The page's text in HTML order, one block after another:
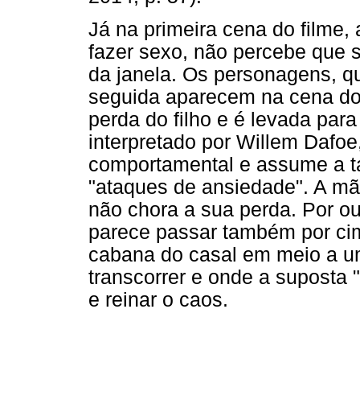
Já na primeira cena do filme,
fazer sexo, não percebe que
da janela. Os personagens,
seguida aparecem na cena
perda do filho e é levada
interpretado por Willem
comportamental e assume a
"ataques de ansiedade". A
não chora a sua perda. Por
parece passar também por
cabana do casal em meio a
transcorrer e onde a suposta
e reinar o caos.